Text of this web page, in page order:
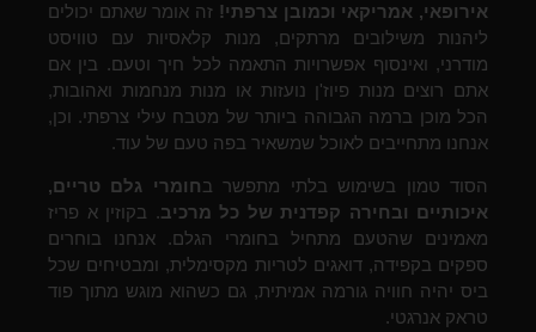
אירופאי, אמריקאי וכמובן צרפתי! זה אומר שאתם יכולים
ליהנות משילובים מרתקים, מנות קלאסיות עם טוויסט
מודרני, ואינסוף אפשרויות התאמה לכל חיך וטעם. בין אם
אתם רוצים מנות פיוז'ן נועזות או מנות מנחמות ואהובות,
הכל מוכן ברמה הגבוהה ביותר של מטבח עילי צרפתי. וכן,
אנחנו מתחייבים לאוכל שמשאיר בפה טעם של עוד.
הסוד טמון בשימוש בלתי מתפשר בחומרי גלם טריים,
איכותיים ובחירה קפדנית של כל מרכיב. בקוזין א פריז
מאמינים שהטעם מתחיל בחומרי הגלם. אנחנו בוחרים
ספקים בקפידה, דואגים לטריות מקסימלית, ומבטיחים שכל
ביס יהיה חוויה גורמה אמיתית, גם כשהוא מוגש מתוך פוד
טראק אנרגטי.